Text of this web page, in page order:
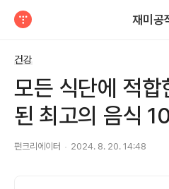
재미공
건강
모든 식단에 적
된 최고의 음식
펀크리에이터 2024. 8. 20. 14:48